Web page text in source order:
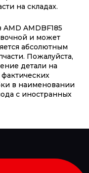
на складах.
AMDBF185
и может
абсолютным
Пожалуйста,
детали на
в наименовании
с иностранных